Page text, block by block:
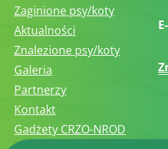
Zaginione psy/koty
Aktualności
Znalezione psy/koty
Galeria
Partnerzy
Kontakt
Gadżety CRZO-NROD